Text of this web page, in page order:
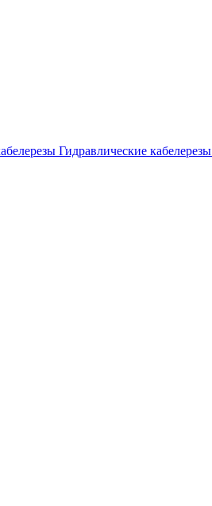
Гидравлические кабелерезы